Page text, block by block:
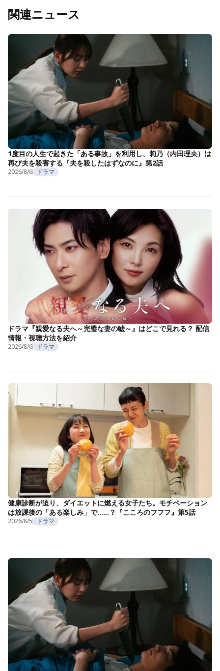
関連ニュース
1度目の人生で起きた「ある事故」を利用し、莉乃（内田理央）は
再び夫を殺害する『夫を殺したはずなのに』第2話
2026/8/6 ドラマ
ドラマ『親愛なる夫へ～完璧な妻の嘘～』はどこで見れる？ 配信
情報・視聴方法を紹介
2026/8/6 ドラマ
健康診断が迫り、ダイエットに燃える女子たち。モチベーション
は放課後の「ある楽しみ」で……？『こころのフフフ』第5話
2026/8/5 ドラマ